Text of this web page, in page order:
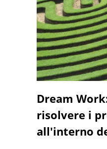
Dream
risolvere i
all'interno